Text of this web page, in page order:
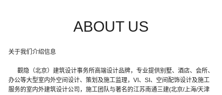
Fronter
Figure
ABOUT US
关于我们介绍信息
觀隐（北京）建筑设计事务所高端设计品牌，专业提供别墅、酒店、会所、
办公等大型室内外空间设计、策划及施工监理，VI、SI、空间配饰设计及施工
服务的室内外建筑设计公司，施工团队与著名的江苏南通三建(北京/上海/天津